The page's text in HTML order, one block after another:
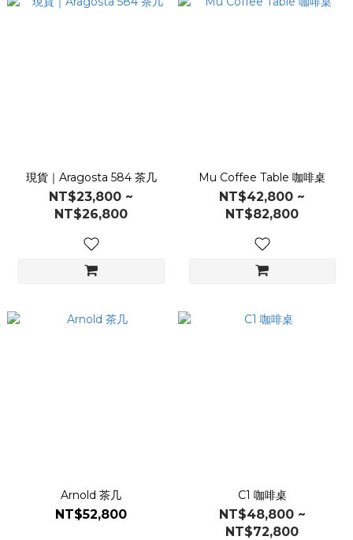
現貨｜Aragosta 584 茶几
NT$23,800 ~
NT$26,800
Mu Coffee Table 咖啡桌
NT$42,800 ~
NT$82,800
Arnold 茶几
NT$52,800
C1 咖啡桌
NT$48,800 ~
NT$72,800